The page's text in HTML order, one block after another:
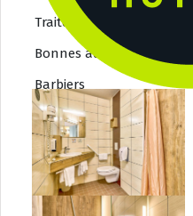
Traiteurs
Bonnes adresses 2
Barbiers
Beauté
Coiffeurs
opticiens
Tatoueurs